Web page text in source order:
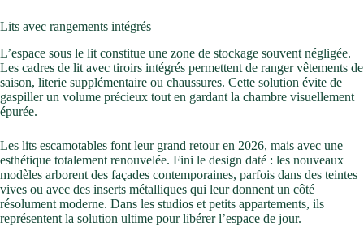
Lits avec rangements intégrés
L’espace sous le lit constitue une zone de stockage souvent négligée.
Les cadres de lit avec tiroirs intégrés permettent de ranger vêtements de
saison, literie supplémentaire ou chaussures. Cette solution évite de
gaspiller un volume précieux tout en gardant la chambre visuellement
épurée.
Les lits escamotables font leur grand retour en 2026, mais avec une
esthétique totalement renouvelée. Fini le design daté : les nouveaux
modèles arborent des façades contemporaines, parfois dans des teintes
vives ou avec des inserts métalliques qui leur donnent un côté
résolument moderne. Dans les studios et petits appartements, ils
représentent la solution ultime pour libérer l’espace de jour.